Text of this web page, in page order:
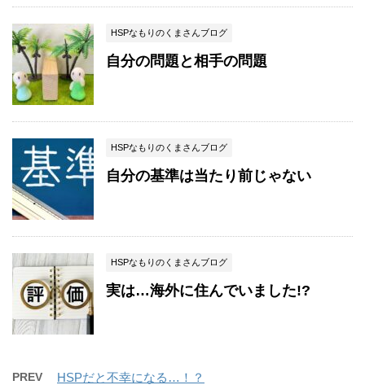
HSPなもりのくまさんブログ
自分の問題と相手の問題
HSPなもりのくまさんブログ
自分の基準は当たり前じゃない
HSPなもりのくまさんブログ
実は…海外に住んでいました!?
PREV HSPだと不幸になる…！？